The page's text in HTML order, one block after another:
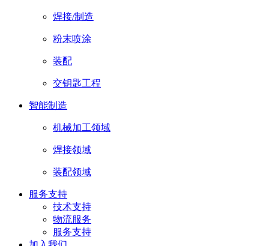
焊接/制造
粉末喷涂
装配
交钥匙工程
智能制造
机械加工领域
焊接领域
装配领域
服务支持
技术支持
物流服务
服务支持